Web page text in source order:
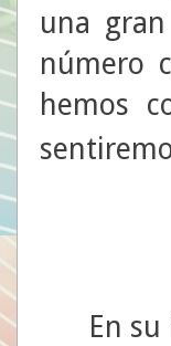
una
número
hemos
En su